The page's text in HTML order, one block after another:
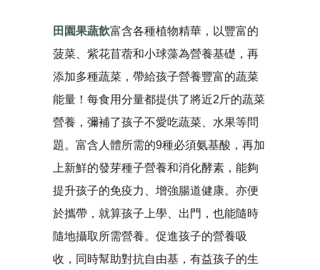
田園果蔬飲富含各種植物精華，以豐富的
菠菜、紫花苜蓿和小球藻為營養基礎，再
添加多種蔬菜，帶給孩子營養豐富的蔬菜
能量！每食用分量都提供了將近2斤的蔬菜
營養，彌補了孩子不愛吃蔬菜、水果等問
題。富含人體所需的9種必須氨基酸，再加
上新鮮的發芽種子營養和消化酵素，能夠
提升孩子的免疫力、增強腸道健康。亦便
於攜帶，就算孩子上學、出門，也能隨時
隨地攝取所需營養。促進孩子的營養吸
收，同時幫助對抗自由基，有益孩子的生